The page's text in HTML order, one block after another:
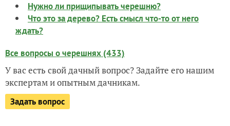
Нужно ли прищипывать черешню?
Что это за дерево? Есть смысл что-то от него
ждать?
Все вопросы о черешнях (433)
У вас есть свой дачный вопрос? Задайте его нашим
экспертам и опытным дачникам.
Задать вопрос